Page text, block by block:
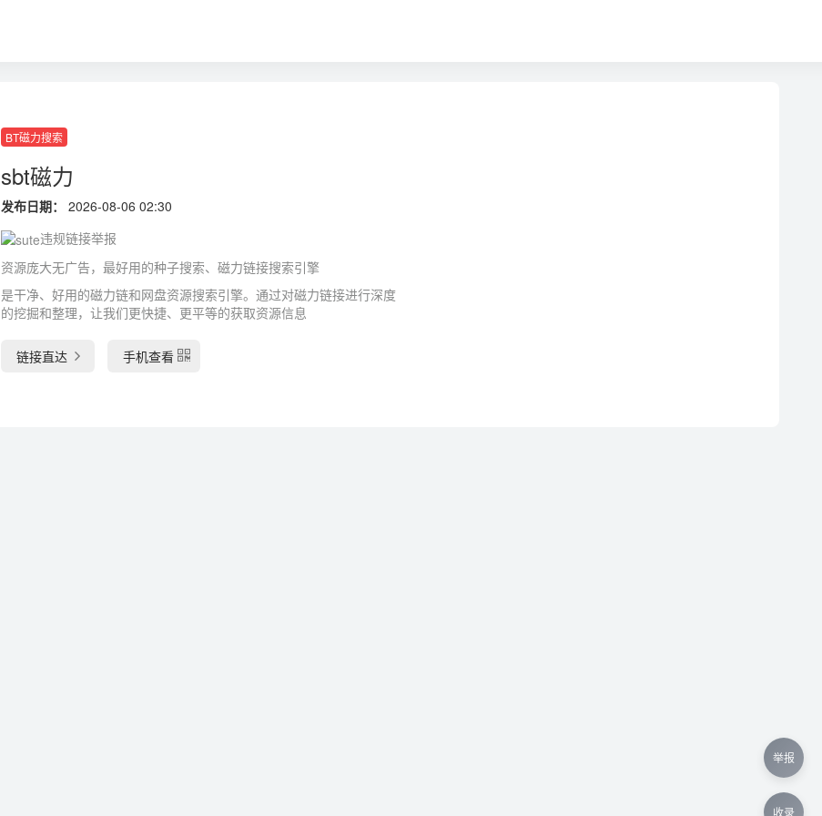
BT磁力搜索
sbt磁力
发布日期：
2026-08-06 02:30
违规链接举报
资源庞大无广告，最好用的种子搜索、磁力链接搜索引擎
是干净、好用的磁力链和网盘资源搜索引擎。通过对磁力链接进行深度
的挖掘和整理，让我们更快捷、更平等的获取资源信息
链接直达 手机查看
举报
收录